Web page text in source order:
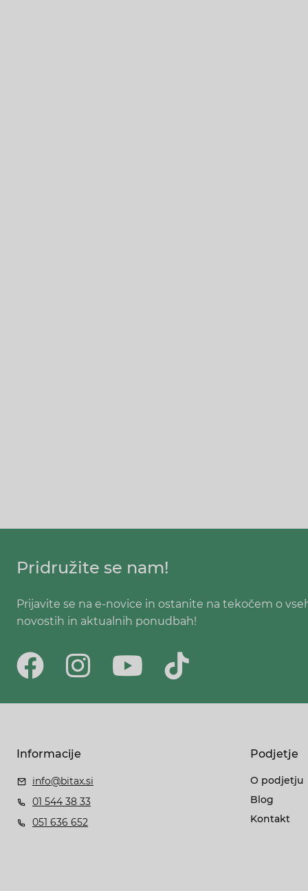
Pridružite se nam!
Prijavite se na e-novice in ostanite na tekočem o
novostih in aktualnih ponudbah!
Informacije
info@bitax.si
01 544 38 33
051 636 652
Podjetje
O podjetju
Blog
Kontakt